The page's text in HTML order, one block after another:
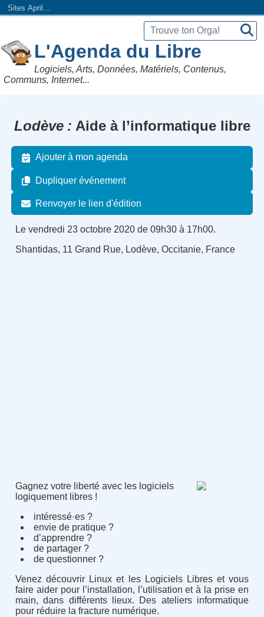
Sites April...
L'Agenda du Libre
Logiciels, Arts, Données, Matériels, Contenus,
Communs, Internet...
Lodève Aide à l’informatique libre
Ajouter à mon agenda
Dupliquer événement
Renvoyer le lien d'édition
Le vendredi 23 octobre 2020 de 09h30 à 17h00.
Shantidas, 11 Grand Rue, Lodève, Occitanie, France
Gagnez votre liberté avec les logiciels
logiquement libres !
intéressé·es ?
envie de pratique ?
d’apprendre ?
de partager ?
de questionner ?
Venez découvrir Linux et les Logiciels Libres et vous
faire aider pour l’installation, l’utilisation et à la prise en
main, dans différents lieux. Des ateliers informatique
pour réduire la fracture numérique.